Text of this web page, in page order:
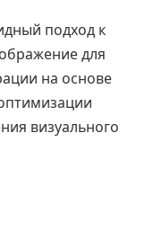
подход к
для
на основе
визуального